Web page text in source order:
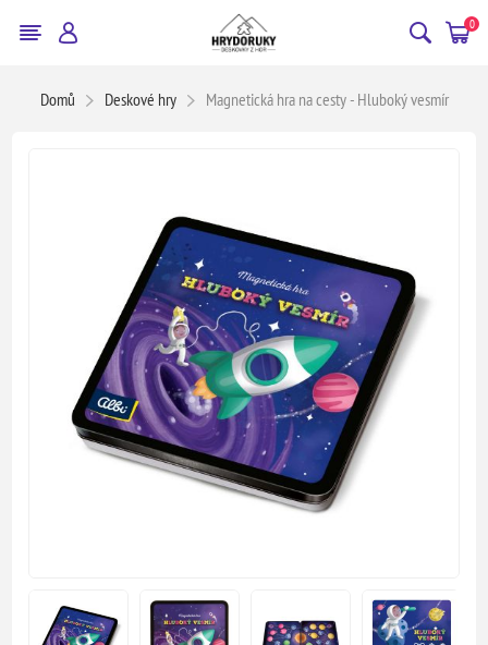
0
Domů Deskové hry Magnetická hra na cesty - Hluboký vesmír